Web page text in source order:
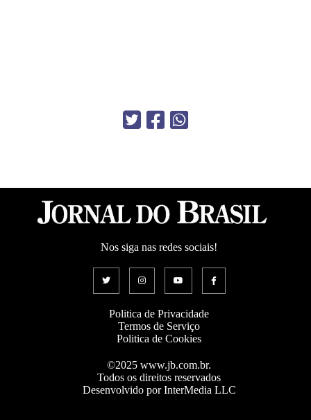
Nos siga nas redes sociais!
Politica de Privacidade
Termos de Serviço
Politica de Cookies
©2025 www.jb.com.br.
Todos os direitos reservados
Desenvolvido por InterMedia LLC